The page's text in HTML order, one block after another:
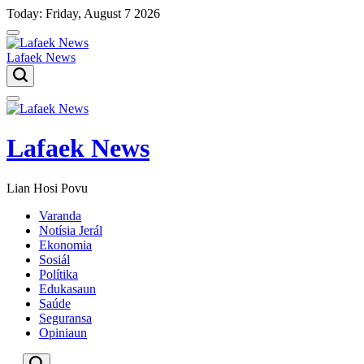
Skip
to
content
Today: Friday, August 7 2026
Lafaek News
Menu
Lafaek News
Lian Hosi Povu
Varanda
Notísia Jerál
Ekonomia
Sosiál
Polítika
Edukasaun
Saúde
Seguransa
Opiniaun